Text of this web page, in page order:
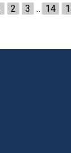
2 3 ... 14